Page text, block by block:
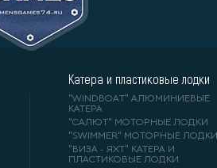
Катера и пластиковые лодки
"WINDBOAT" АЛЮМИНИЕВЫЕ
КАТЕРА
"САЛЮТ" МОТОРНЫЕ ЛОДКИ
"SWIMMER" МОТОРНЫЕ ЛОДКИ
"ВИЗА - ЯХТ" КАТЕРА И
ПЛАСТИКОВЫЕ ЛОДКИ